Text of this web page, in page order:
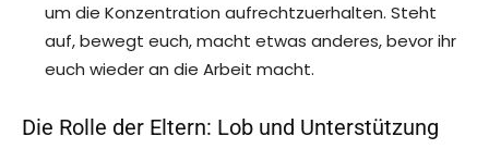
um die Konzentration aufrechtzuerhalten. Steht
auf, bewegt euch, macht etwas anderes, bevor ihr
euch wieder an die Arbeit macht.
Die Rolle der Eltern: Lob und Unterstützung